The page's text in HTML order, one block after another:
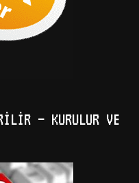
– KURULUR VE